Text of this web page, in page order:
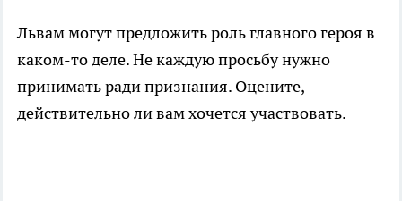
Львам могут предложить роль главного героя в
каком-то деле. Не каждую просьбу нужно
принимать ради признания. Оцените,
действительно ли вам хочется участвовать.